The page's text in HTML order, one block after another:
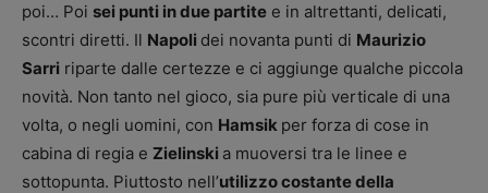
poi… Poi sei punti in due partite e in altrettanti, delicati,
scontri diretti. Il Napoli dei novanta punti di Maurizio
Sarri riparte dalle certezze e ci aggiunge qualche piccola
novità. Non tanto nel gioco, sia pure più verticale di una
volta, o negli uomini, con Hamsik per forza di cose in
cabina di regia e Zielinski a muoversi tra le linee e
sottopunta. Piuttosto nell’utilizzo costante della